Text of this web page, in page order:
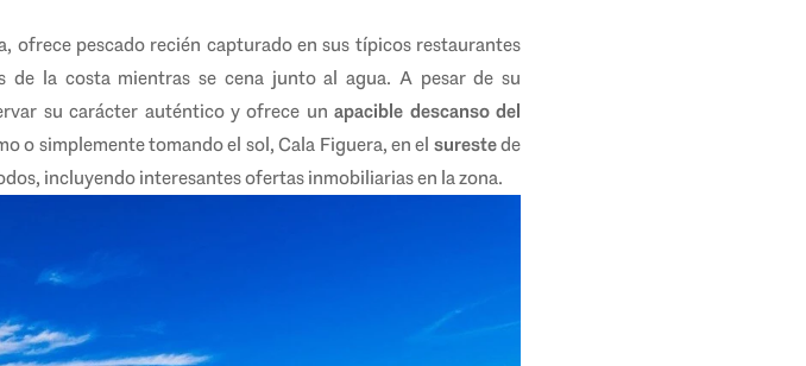
ofrece pescado recién capturado en sus típicos restaurantes
de la costa mientras se cena junto al agua. A pesar de su
su carácter auténtico y ofrece unapacible descanso del
o simplemente tomando el sol, Cala Figuera, en el surestede
incluyendo interesantes ofertas inmobiliarias en la zona.